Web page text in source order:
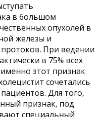
в большом
опухолей в
железы и
При ведении
в 75% всех
этот признак
сочетались
Для того,
признак, под
специальный